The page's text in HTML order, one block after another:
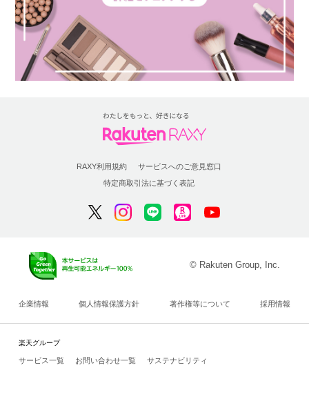
RAXY利用規約
サービスへのご意見窓口
特定商取引法に基づく表記
© Rakuten Group, Inc.
企業情報 個人情報保護方針 著作権等について 採用情報
楽天グループ
サービス一覧 お問い合わせ一覧 サステナビリティ